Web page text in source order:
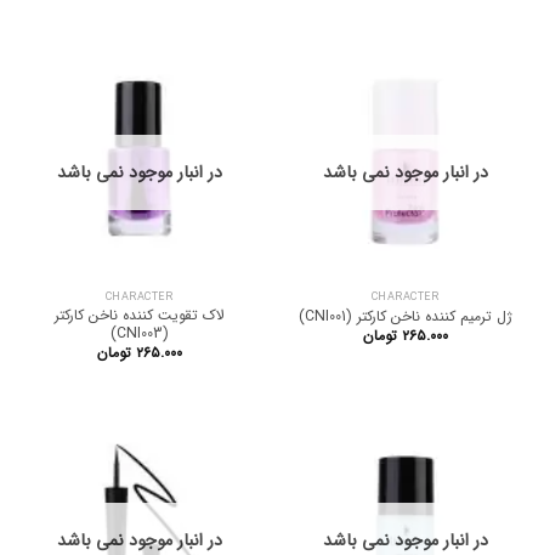
در انبار موجود نمی باشد
CHARACTER
ژل ترمیم کننده ناخن کارکتر (CNI001)
۲۶۵.۰۰۰ تومان
در انبار موجود نمی باشد
CHARACTER
لاک تقویت کننده ناخن کارکتر
(CNI003)
۲۶۵.۰۰۰ تومان
در انبار موجود نمی باشد در انبار موجود نمی باشد